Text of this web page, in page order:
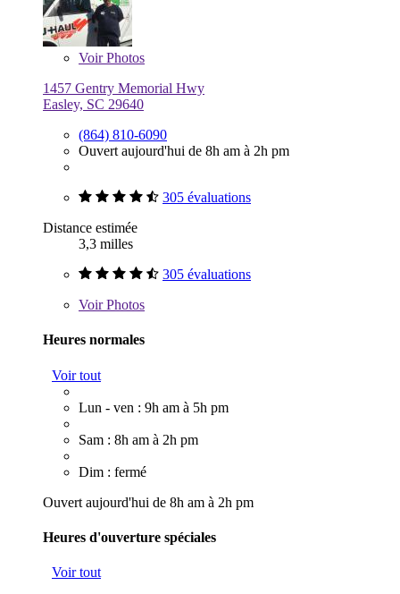
VoirPhotos
1457 Gentry Memorial Hwy
Easley, SC 29640
(864) 810-6090
Ouvert aujourd'hui de 8h am à 2h pm
305 évaluations
Distance estimée
3,3 milles
305 évaluations
VoirPhotos
Heures normales
Voir tout
Lun - ven : 9h am à 5h pm
Sam : 8h am à 2h pm
Dim : fermé
Ouvert aujourd'hui de 8h am à 2h pm
Heures d'ouverture spéciales
Voir tout